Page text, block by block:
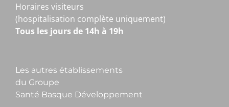
Horaires visiteurs
(hospitalisation complète uniquement)
Tous les jours de 14h à 19h
Les autres établissements
du Groupe
Santé Basque Développement